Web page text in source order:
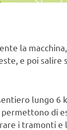
la
e poi salire
lungo 6
di
i tramonti e